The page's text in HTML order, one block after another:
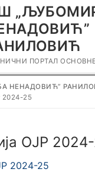
ПОРТАЛ
НЕНАДОВИЋ”
25
ОЈР
2024-25